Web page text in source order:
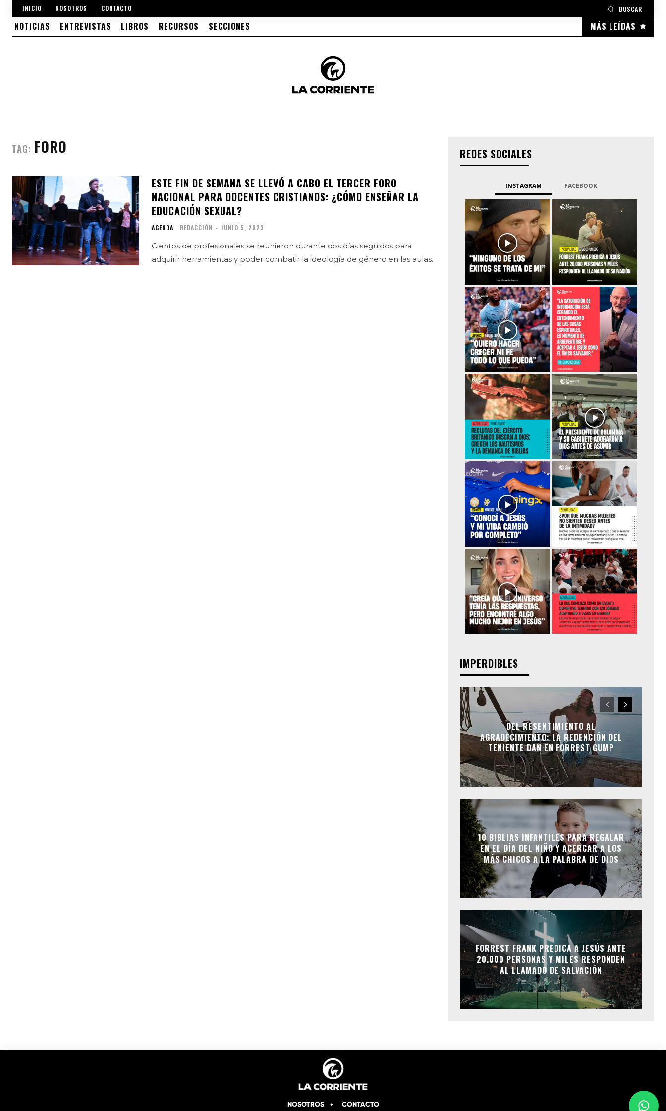
INICIO NOSOTROS CONTACTO BUSCAR
MÁS LEÍDAS
NOTICIAS ENTREVISTAS LIBROS RECURSOS SECCIONES
TAG: FORO
ESTE FIN DE SEMANA SE LLEVÓ A CABO EL TERCER FORO
NACIONAL PARA DOCENTES CRISTIANOS: ¿CÓMO ENSEÑAR LA
EDUCACIÓN SEXUAL?
AGENDA REDACCIÓN - JUNIO 5, 2023
Cientos de profesionales se reunieron durante dos días seguidos para
adquirir herramientas y poder combatir la ideología de género en las aulas.
REDES SOCIALES
INSTAGRAM FACEBOOK
IMPERDIBLES
DEL RESENTIMIENTO AL
AGRADECIMIENTO: LA REDENCIÓN DEL
TENIENTE DAN EN FORREST GUMP
10 BIBLIAS INFANTILES PARA REGALAR
EN EL DÍA DEL NIÑO Y ACERCAR A LOS
MÁS CHICOS A LA PALABRA DE DIOS
FORREST FRANK PREDICA A JESÚS ANTE
20.000 PERSONAS Y MILES RESPONDEN
AL LLAMADO DE SALVACIÓN
NOSOTROS CONTACTO